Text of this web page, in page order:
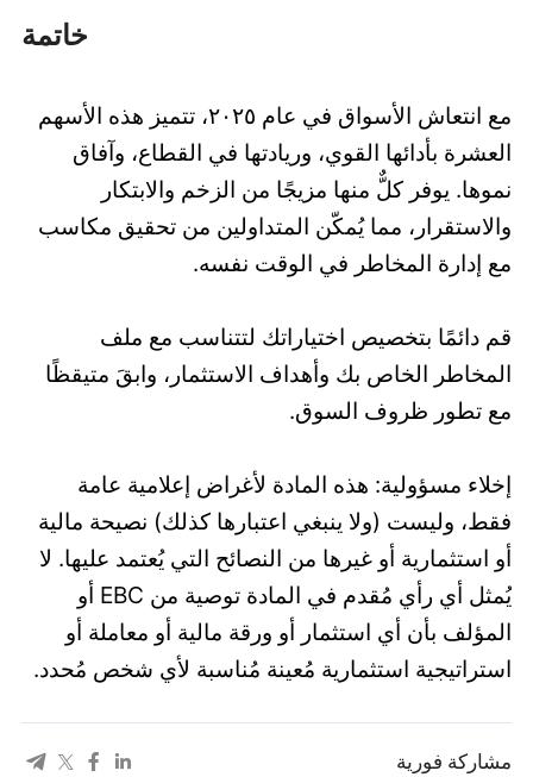
خاتمة
مع انتعاش الأسواق في عام ٢٠٢٥، تتميز هذه الأسهم
العشرة بأدائها القوي، وريادتها في القطاع، وآفاق
نموها. يوفر كلٌّ منها مزيجًا من الزخم والابتكار
والاستقرار، مما يُمكّن المتداولين من تحقيق مكاسب
مع إدارة المخاطر في الوقت نفسه.
قم دائمًا بتخصيص اختياراتك لتتناسب مع ملف
المخاطر الخاص بك وأهداف الاستثمار، وابقَ متيقظًا
مع تطور ظروف السوق.
إخلاء مسؤولية: هذه المادة لأغراض إعلامية عامة
فقط، وليست (ولا ينبغي اعتبارها كذلك) نصيحة مالية
أو استثمارية أو غيرها من النصائح التي يُعتمد عليها. لا
يُمثل أي رأي مُقدم في المادة توصية من EBC أو
المؤلف بأن أي استثمار أو ورقة مالية أو معاملة أو
استراتيجية استثمارية مُعينة مُناسبة لأي شخص مُحدد.
مشاركة فورية